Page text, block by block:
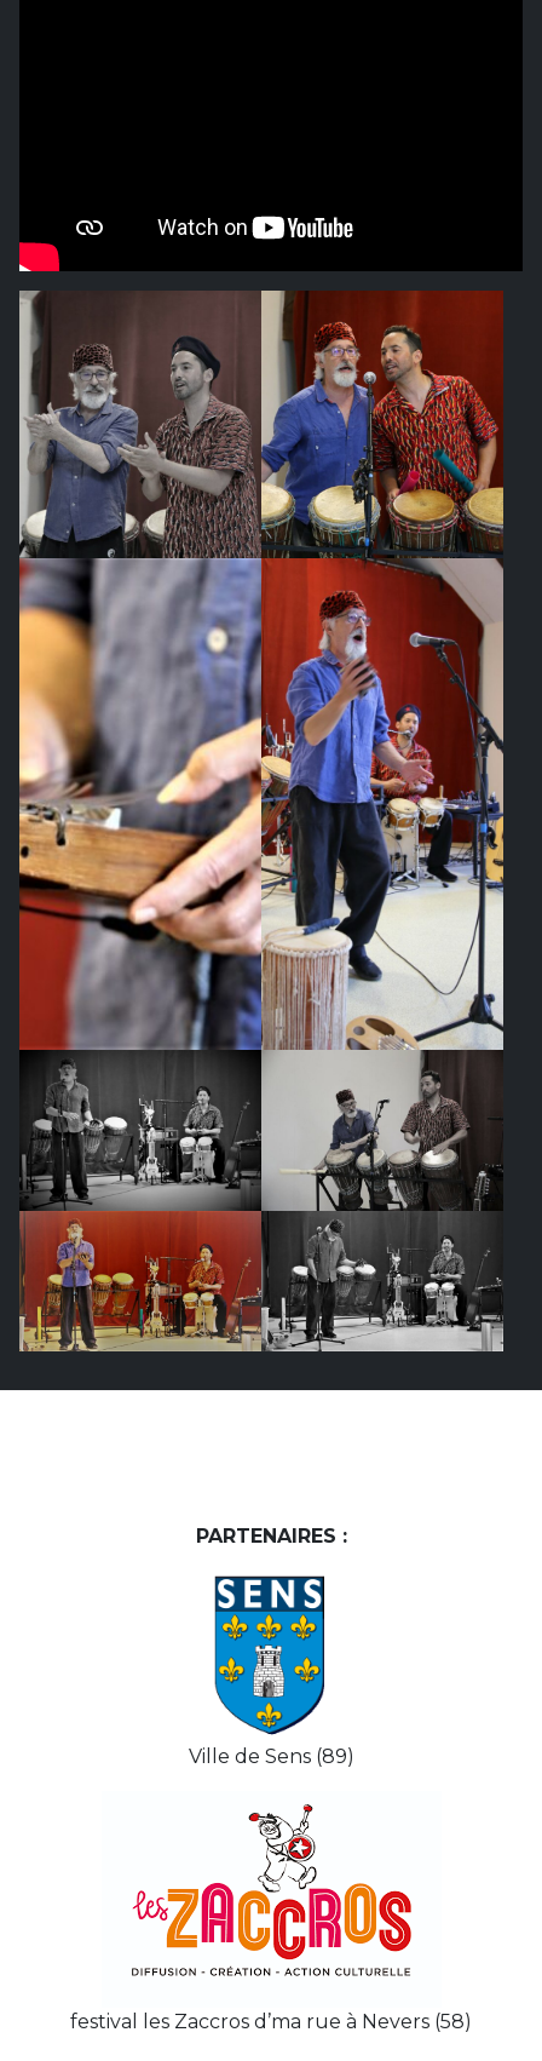
PARTENAIRES :
Ville de Sens (89)
festival les Zaccros d’ma rue à Nevers (58)